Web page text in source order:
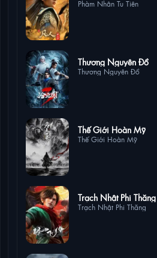
Phàm Nhân Tu Tiên
Thương Nguyên Đồ
Thương Nguyên Đồ
Thế Giới Hoàn Mỹ
Thế Giới Hoàn Mỹ
Trạch Nhật Phi Thăng
Trạch Nhật Phi Thăng